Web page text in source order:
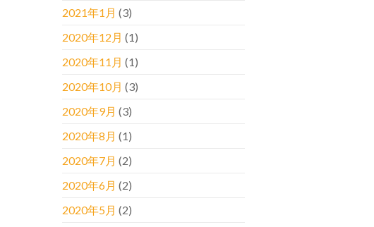
2021年1月 (3)
2020年12月 (1)
2020年11月 (1)
2020年10月 (3)
2020年9月 (3)
2020年8月 (1)
2020年7月 (2)
2020年6月 (2)
2020年5月 (2)